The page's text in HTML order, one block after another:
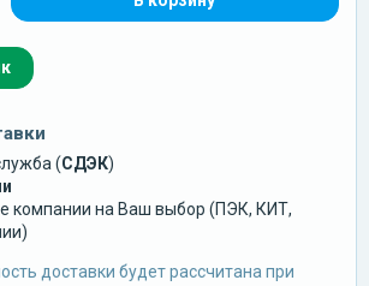
(СДЭК)
компании на Ваш выбор (ПЭК, КИТ,
доставки будет рассчитана при